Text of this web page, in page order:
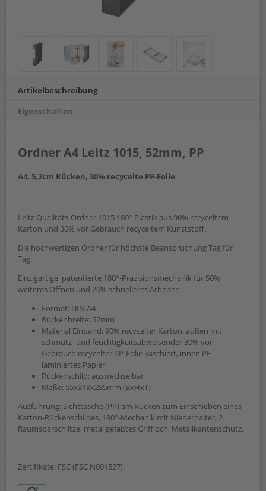
Artikelbeschreibung
Eigenschaften
Ordner A4 Leitz 1015, 52mm, PP
A4, 5,2cm Rücken, 30% recycelte PP-Folie
Leitz Qualitäts-Ordner 1015 180° Plastik aus 90% recyceltem
Karton und 30% vor Gebrauch recyceltem Kunststoff.
Die hochwertigen Ordner für höchste Beanspruchung Tag für
Tag.
Einzigartige, patentierte 180°-Präzisionsmechanik für 50%
weiteres Öffnen und 20% schnelleres Arbeiten
Format: DIN A4
Rückenbreite: 52mm
Material Einband: 90% recycelter Karton, außen mit
schmutz- und feuchtigkeitsabweisender 30% vor
Gebrauch recycelter PP-Folie kaschiert, innen PE-
laminiertes Papier
Rückenschild: auswechselbar
Maße: 55x318x285mm (BxHxT)
Ausführung: Sichttasche (PP) am Rücken zum Einschieben eines
Karton-Rückenschildes, 180°-Mechanik mit Niederhalter, 2
Raumsparschlitze, metallgefaßtes Griffloch, Metallkantenschutz.
Zertifikate: FSC (FSC N001527).